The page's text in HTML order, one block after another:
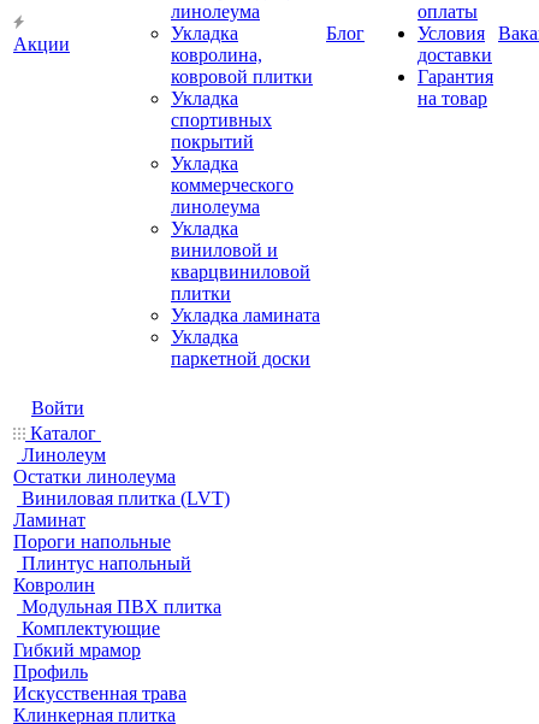
Акции
линолеума
Укладка
ковролина,
ковровой плитки
Укладка
спортивных
покрытий
Укладка
коммерческого
линолеума
Укладка
виниловой и
кварцвиниловой
плитки
Укладка ламината
Укладка
паркетной доски
Блог
оплаты
Условия
доставки
Гарантия
на товар
Войти
Каталог
Линолеум
Остатки линолеума
Виниловая плитка (LVT)
Ламинат
Пороги напольные
Плинтус напольный
Ковролин
Модульная ПВХ плитка
Комплектующие
Гибкий мрамор
Профиль
Искусственная трава
Клинкерная плитка